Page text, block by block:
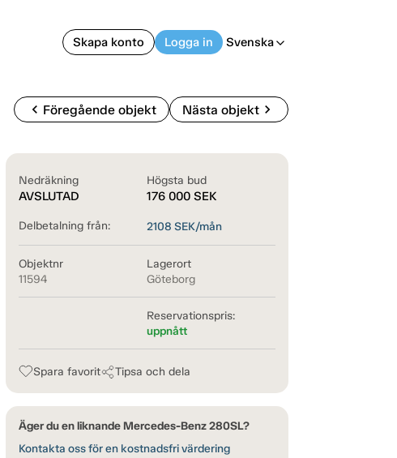
Skapa konto Logga in Svenska arrow_back_ios
chevron_left Föregående objekt Nästa objektchevron_right
Nedräkning
AVSLUTAD
Högsta bud
176 000 SEK
Delbetalning från: 2108 SEK/mån
Objektnr
11594
Lagerort
Göteborg
Reservationspris:
uppnått
Spara favorit Tipsa och dela
Äger du en liknande Mercedes-Benz 280SL?
Kontakta oss för en kostnadsfri värdering